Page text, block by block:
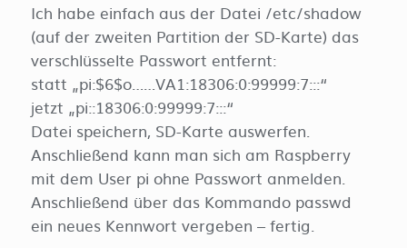
Ich habe einfach aus der Datei /etc/shadow
(auf der zweiten Partition der SD-Karte) das
verschlüsselte Passwort entfernt:
statt „pi:$6$o……VA1:18306:0:99999:7:::“
jetzt „pi::18306:0:99999:7:::“
Datei speichern, SD-Karte auswerfen.
Anschließend kann man sich am Raspberry
mit dem User pi ohne Passwort anmelden.
Anschließend über das Kommando passwd
ein neues Kennwort vergeben – fertig.